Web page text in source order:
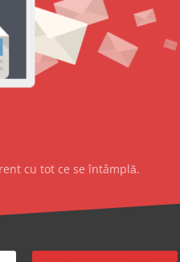
cu tot ce se întâmplă.